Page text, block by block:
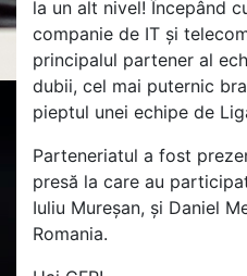
la un alt nivel! Începând
companie de IT și
principalul partener al
dubii, cel mai puternic
pieptul unei echipe de
Parteneriatul a fost
presă la care au
Iuliu Mureșan, și Daniel
Romania.